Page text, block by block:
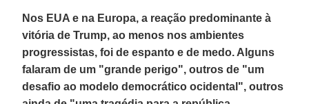
Nos EUA e na Europa, a reação predominante à
vitória de Trump, ao menos nos ambientes
progressistas, foi de espanto e de medo. Alguns
falaram de um "grande perigo", outros de "um
desafio ao modelo democrático ocidental", outros